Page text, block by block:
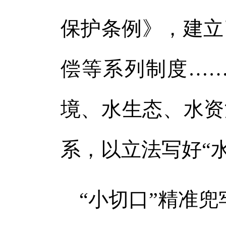
保护条例》，建
偿等系列制度……
境、水生态、水
系，以立法写好“
“小切口”精准